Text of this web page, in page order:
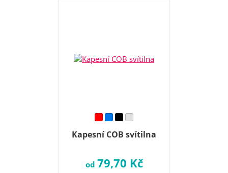
Kapesní COB svítilna
od 79,70 Kč